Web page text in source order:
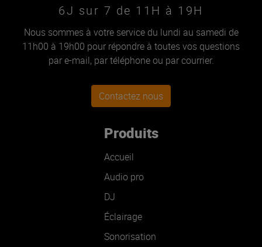
6J sur 7 de 11H à 19H
Nous sommes à votre service du lundi au samedi de
11h00 à 19h00 pour répondre à toutes vos questions
par e-mail, par téléphone ou par courrier.
Contactez nous
Produits
Accueil
Audio pro
DJ
Éclairage
Sonorisation